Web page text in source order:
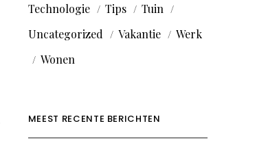
Technologie
Tips
Tuin
Uncategorized
Vakantie
Werk
Wonen
MEEST RECENTE BERICHTEN